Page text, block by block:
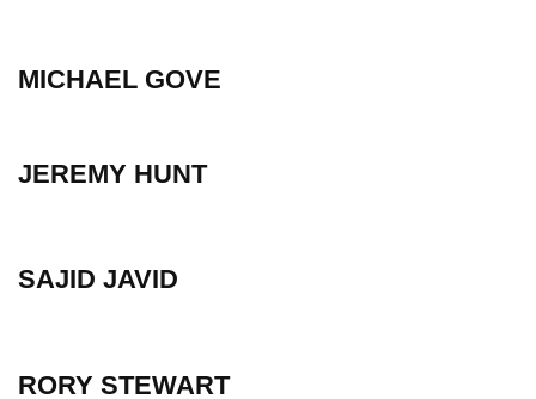
MICHAEL GOVE
JEREMY HUNT
SAJID JAVID
RORY STEWART